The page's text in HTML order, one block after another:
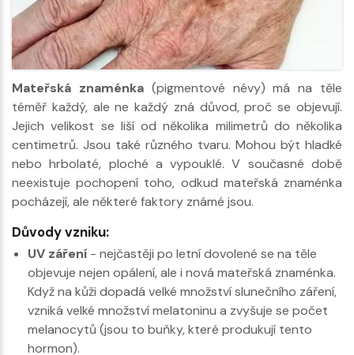
Mateřská znaménka(pigmentové névy) má na těle
téměř každý, ale ne každý zná důvod, proč se objevují.
Jejich velikost se liší od několika milimetrů do několika
centimetrů. Jsou také různého tvaru. Mohou být hladké
nebo hrbolaté, ploché a vypouklé. V současné době
neexistuje pochopení toho, odkud mateřská znaménka
pocházejí, ale některé faktory známé jsou.
Důvody vzniku:
UV záření - nejčastěji po letní dovolené se na těle
objevuje nejen opálení, ale i nová mateřská znaménka.
Když na kůži dopadá velké množství slunečního záření,
vzniká velké množství melatoninu a zvyšuje se počet
melanocytů (jsou to buňky, které produkují tento
hormon).